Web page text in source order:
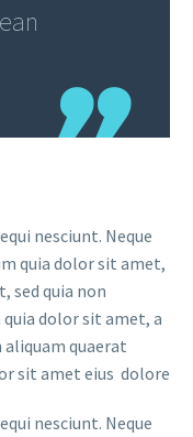
nesciunt. Neque
quia dolor sit amet,
sed quia non
dolor sit amet, a
quaerat
sit amet eius dolore
nesciunt. Neque